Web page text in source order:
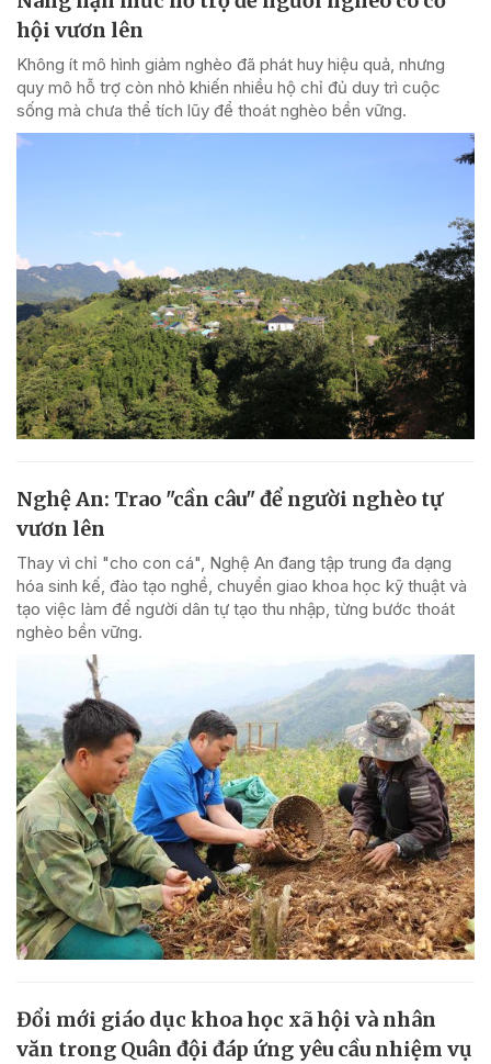
hội vươn lên
Không ít mô hình giảm nghèo đã phát huy hiệu quả, nhưng
quy mô hỗ trợ còn nhỏ khiến nhiều hộ chỉ đủ duy trì cuộc
sống mà chưa thể tích lũy để thoát nghèo bền vững.
Nghệ An: Trao "cần câu" để người nghèo tự
vươn lên
Thay vì chỉ "cho con cá", Nghệ An đang tập trung đa dạng
hóa sinh kế, đào tạo nghề, chuyển giao khoa học kỹ thuật và
tạo việc làm để người dân tự tạo thu nhập, từng bước thoát
nghèo bền vững.
Đổi mới giáo dục khoa học xã hội và nhân
văn trong Quân đội đáp ứng yêu cầu nhiệm vụ